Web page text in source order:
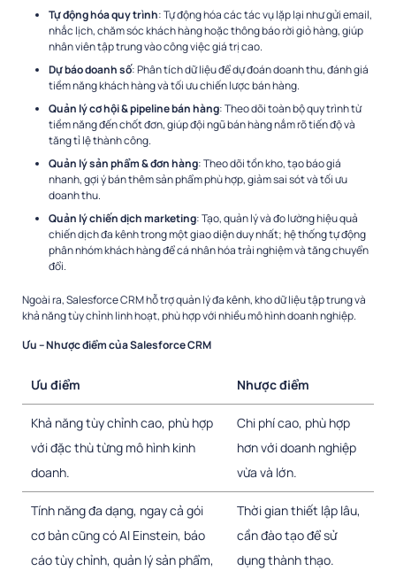
Tự động hóa quy trình: Tự động hóa các tác vụ lặp lại như gửi email,
nhắc lịch, chăm sóc khách hàng hoặc thông báo rời giỏ hàng, giúp
nhân viên tập trung vào công việc giá trị cao.
Dự báo doanh số: Phân tích dữ liệu để dự đoán doanh thu, đánh giá
tiềm năng khách hàng và tối ưu chiến lược bán hàng.
Quản lý cơ hội & pipeline bán hàng: Theo dõi toàn bộ quy trình từ
tiềm năng đến chốt đơn, giúp đội ngũ bán hàng nắm rõ tiến độ và
tăng tỉ lệ thành công.
Quản lý sản phẩm & đơn hàng: Theo dõi tồn kho, tạo báo giá
nhanh, gợi ý bán thêm sản phẩm phù hợp, giảm sai sót và tối ưu
doanh thu.
Quản lý chiến dịch marketing: Tạo, quản lý và đo lường hiệu quả
chiến dịch đa kênh trong một giao diện duy nhất; hệ thống tự động
phân nhóm khách hàng để cá nhân hóa trải nghiệm và tăng chuyển
đổi.
Ngoài ra, Salesforce CRM hỗ trợ quản lý đa kênh, kho dữ liệu tập trung và
khả năng tùy chỉnh linh hoạt, phù hợp với nhiều mô hình doanh nghiệp.
Ưu – Nhược điểm của Salesforce CRM
Ưu điểm Nhược điểm
Khả năng tùy chỉnh cao, phù hợp
với đặc thù từng mô hình kinh
doanh.
Chi phí cao, phù hợp
hơn với doanh nghiệp
vừa và lớn.
Tính năng đa dạng, ngay cả gói
cơ bản cũng có AI Einstein, báo
cáo tùy chỉnh, quản lý sản phẩm,
Thời gian thiết lập lâu,
cần đào tạo để sử
dụng thành thạo.